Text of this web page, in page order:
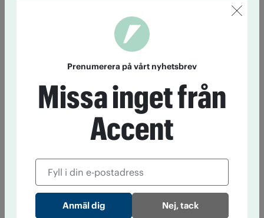
Prenumerera på vårt nyhetsbrev
Missa inget från
Accent
Nej, tack